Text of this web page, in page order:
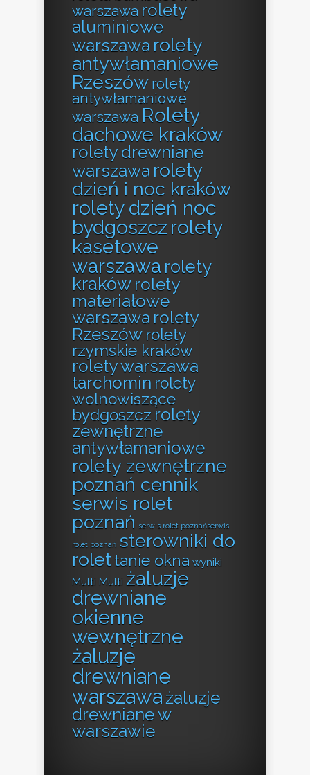
warszawa rolety
aluminiowe
warszawa rolety
antywłamaniowe
Rzeszów rolety
antywłamaniowe
warszawa Rolety
dachowe kraków
rolety drewniane
warszawa rolety
dzień i noc kraków
rolety dzień noc
bydgoszcz rolety
kasetowe
warszawa rolety
kraków rolety
materiałowe
warszawa rolety
Rzeszów rolety
rzymskie kraków
rolety warszawa
tarchomin rolety
wolnowiszące
bydgoszcz rolety
zewnętrzne
antywłamaniowe
rolety zewnętrzne
poznań cennik
serwis rolet
poznań serwis rolet poznańserwis
rolet poznań sterowniki do
rolettanie okna wyniki
Multi Multi żaluzje
drewniane
okienne
wewnętrzne
żaluzje
drewniane
warszaważaluzje
drewniane w
warszawie